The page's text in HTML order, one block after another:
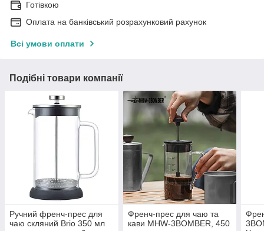
Готівкою
Оплата на банківський розрахунковий рахунок
Всі умови оплати
Подібні товари компанії
Ручний френч-прес для
чаю скляний Brio 350 мл
Френч-прес для чаю та
кави MHW-3BOMBER, 450